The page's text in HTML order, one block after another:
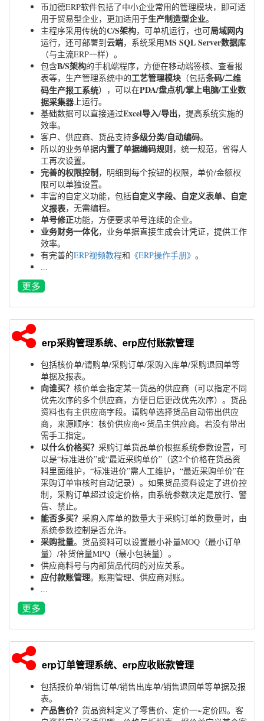
币加德ERP软件包括了中小企业常用的管理模块，即可适
用于贸易型企业，更加适用于生产制造型企业。
主程序采用传统的C/S架构，可单机运行，也可局域网内
运行，还可部署到云端，系统采用MS SQL Server数据库
（与主流ERP一样）。
包含B/S架构的手机端程序，方便在移动端签核、查看报
表等，生产管理系统中的工艺管理模块 （包括条码/二维
码生产报工系统），可以在PDA/盘点机/掌上电脑/工业数
据采集器上运行。
基础数据可以直接通过Excel导入/导出，提高系统实施的
效率。
客户、供应商、货品支持多级分类/自动编码。
所以的业务单据内置了单据编码规则，统一规范，省得人
工再次设置。
完善的权限控制，明细到每个按钮的权限，单价/金额权
限可以单独设置。
丰富的自定义功能，包括自定义字段、自定义表单、自定
义报表，无需编程。
单号修正功能，方便要求单号连续的企业。
业务财务一体化，业务单据直接生成会计凭证，提供工作
效率。
有完善的ERP视频教程和 《ERP操作手册》 。
...
erp采购管理系统、erp应付账款管理
包括核价单/请购单/采购订单/采购入库单/采购退回单等
单据及报表。
向谁买？ 核价单会指定某一货品的供应商（可以指定不同
优先次序的多个供应商，方便日后更改优先次序）。货品
资料也有主供应商字段。请购单选择货品自动带出供应
商，来源顺序：核价供应商➪货品主供应商。若没有带出
需手工指定。
以什么价格买？ 采购订单货品单价根据系统参数设置，可
以是“标准进价”或“最近采购单价”（这2个价格在货品资
料里面维护，“标准进价”需人工维护，“最近采购单价”在
采购订单审核时自动记录）。如果货品资料设定了进价控
制，采购订单超过设定价格，由系统参数决定是放行、警
告、禁止。
能否多买？ 采购入库单的数量大于采购订单的数量时，由
系统参数控制是否允许。
采购批量。货品资料可以设置最小补量MOQ（最小订单
量）/补货倍量MPQ（最小包装量）。
供应商料号与内部货品代码的对应关系。
应付款账管理。账期管理、供应商对账。
...
erp订单管理系统、erp应收账款管理
包括报价单/销售订单/销售出库单/销售退回单等单据及报
表。
产品售价？ 货品资料定义了零售价、定价一~定价四。客